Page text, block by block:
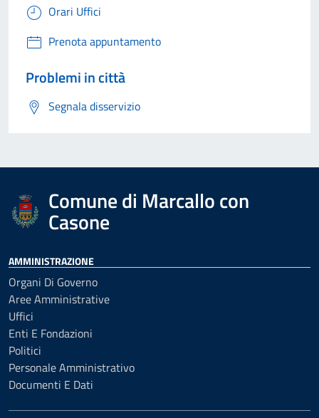
Orari Uffici
Prenota appuntamento
Problemi in città
Segnala disservizio
Comune di Marcallo con
Casone
AMMINISTRAZIONE
Organi Di Governo
Aree Amministrative
Uffici
Enti E Fondazioni
Politici
Personale Amministrativo
Documenti E Dati